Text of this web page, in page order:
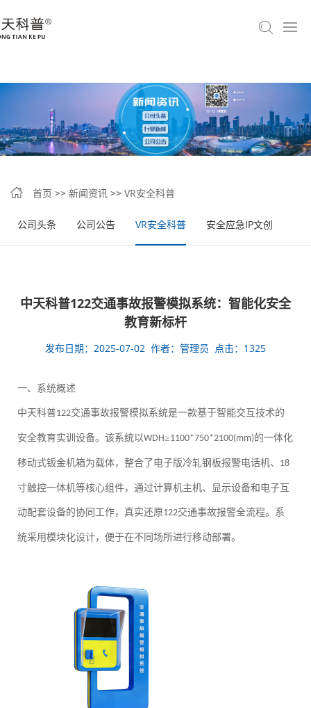
首页 >> 新闻资讯 >> VR安全科普
公司头条 公司公告 VR安全科普 安全应急IP文创
中天科普122交通事故报警模拟系统：智能化安全
教育新标杆
发布日期：2025-07-02 作者：管理员 点击：1325
一、系统概述
中天科普122交通事故报警模拟系统是一款基于智能交互技术的
安全教育实训设备。该系统以WDH≥1100*750*2100(mm)的一体化
移动式钣金机箱为载体，整合了电子版冷轧钢板报警电话机、 18
寸触控一体机等核心组件，通过计算机主机、显示设备和电子互
动配套设备的协同工作，真实还原 122交通事故报警全流程。系
统采用模块化设计，便于在不同场所进行移动部署。